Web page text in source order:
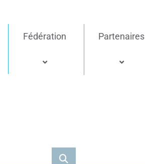
Fédération Partenaires